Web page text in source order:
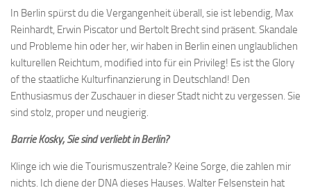
In Berlin spürst du die Vergangenheit überall, sie ist lebendig, Max
Reinhardt, Erwin Piscator und Bertolt Brecht sind präsent. Skandale
und Probleme hin oder her, wir haben in Berlin einen unglaublichen
kulturellen Reichtum, modified into für ein Privileg! Es ist the Glory
of the staatliche Kulturfinanzierung in Deutschland! Den
Enthusiasmus der Zuschauer in dieser Stadt nicht zu vergessen. Sie
sind stolz, proper und neugierig.
Barrie Kosky, Sie sind verliebt in Berlin?
Klinge ich wie die Tourismuszentrale? Keine Sorge, die zahlen mir
nichts. Ich diene der DNA dieses Hauses. Walter Felsenstein hat